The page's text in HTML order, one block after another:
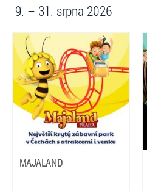
9. – 31. srpna 2026
MAJALAND